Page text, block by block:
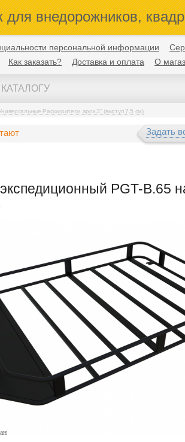
для внедорожников,
персональной информации
Как заказать? Доставка и оплата О
Расширители арок 3" (выступ 7,5 см)
Задать
PGT-B.65